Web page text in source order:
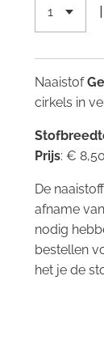
Naaistof
cirkels in
Prijs: €
De
afname
nodig
bestellen
het je de